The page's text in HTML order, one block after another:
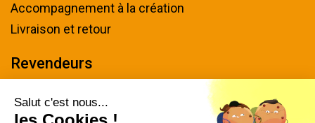
Accompagnement à la création
Livraison et retour
Revendeurs
Salut c'est nous...